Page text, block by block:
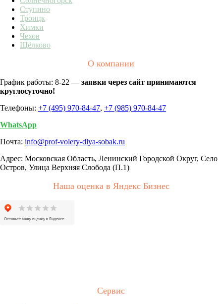
Ступино
Троицк
Химки
Чехов
Щёлково
О компании
График работы: 8-22 — заявки через сайт принимаются
круглосуточно!
Телефоны: +7 (495) 970-84-47, +7 (985) 970-84-47
WhatsApp
Почта: info@prof-volery-dlya-sobak.ru
Адрес: Московская Область, Ленинский Городской Округ, Село
Остров, Улица Верхняя Слобода (П.1)
Наша оценка в Яндекс Бизнес
Сервис